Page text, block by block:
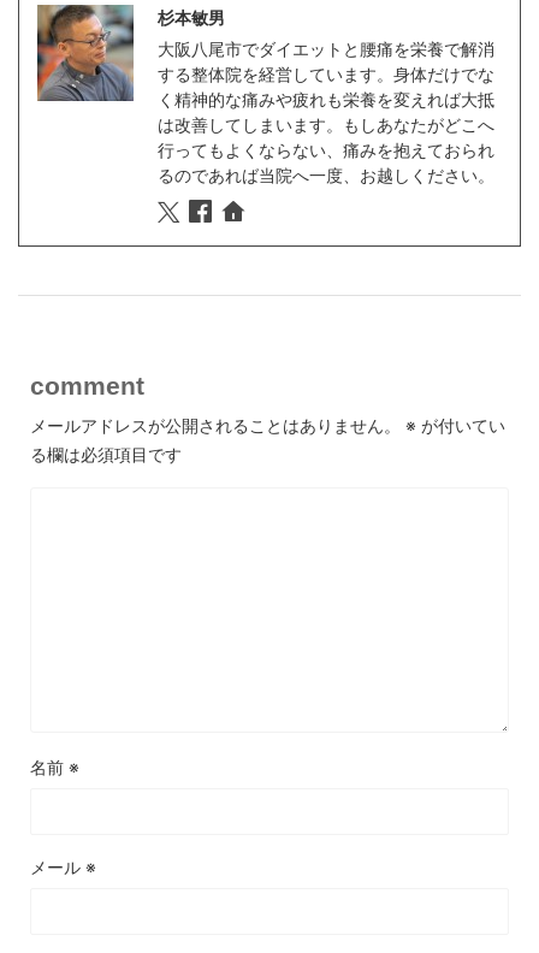
杉本敏男
大阪八尾市でダイエットと腰痛を栄養で解消
する整体院を経営しています。身体だけでな
く精神的な痛みや疲れも栄養を変えれば大抵
は改善してしまいます。もしあなたがどこへ
行ってもよくならない、痛みを抱えておられ
るのであれば当院へ一度、お越しください。
comment
メールアドレスが公開されることはありません。 ※ が付いてい
る欄は必須項目です
名前 ※
メール ※